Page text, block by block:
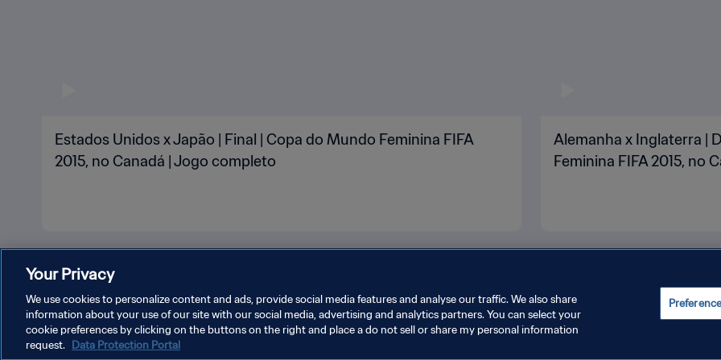
Estados Unidos x Japão | Final | Copa do Mundo Feminina FIFA
2015, no Canadá | Jogo completo
Alemanha x Inglaterra |
Feminina FIFA 2015, no
POLÍTICA DE PRIVACIDADE TERMOS DE SERVIÇO ADMINISTRAR AS PREFERÊNCIAS DE COOKIES
Your Privacy
We use cookies to personalize content and ads, provide social media features and analyse our traffic. We also share
information about your use of our site with our social media, advertising and analytics partners. You can select your
cookie preferences by clicking on the buttons on the right and place a do not sell or share my personal information
request. Data Protection Portal